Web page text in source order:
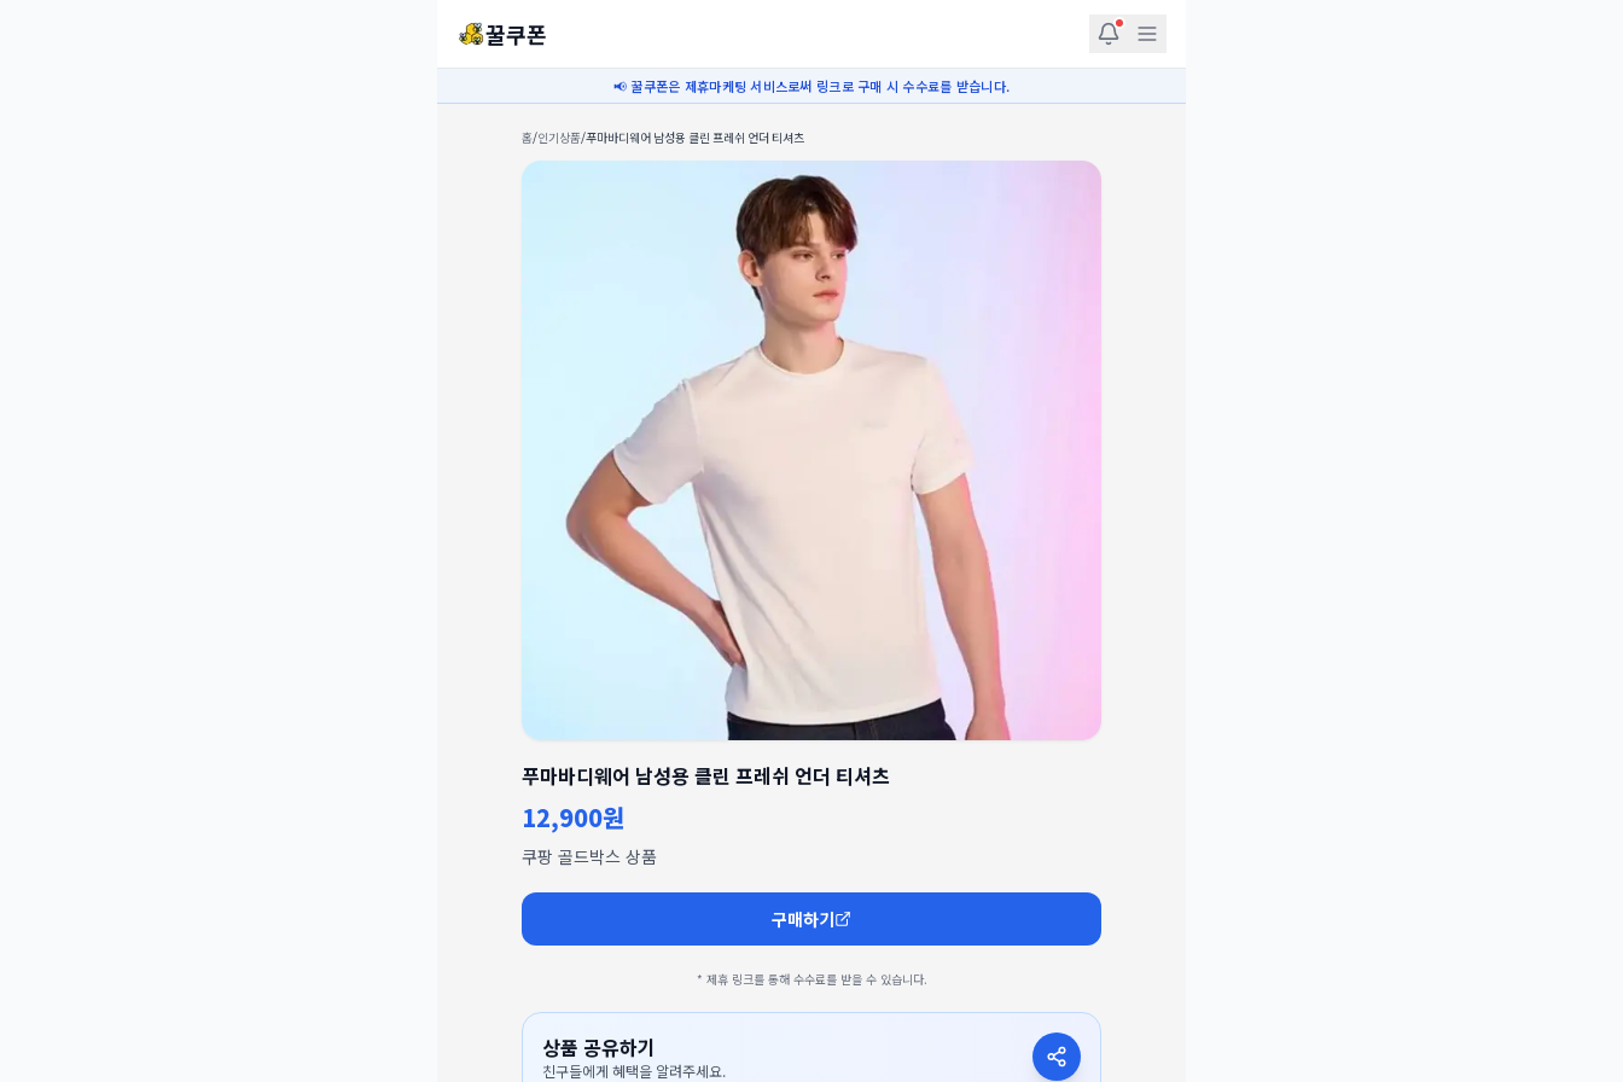
꿀쿠폰
📢 꿀쿠폰은 제휴마케팅 서비스로써 링크로 구매 시 수수료를 받습니다.
홈/인기상품/푸마바디웨어 남성용 클린 프레쉬 언더 티셔츠
푸마바디웨어 남성용 클린 프레쉬 언더 티셔츠
12,900원
쿠팡 골드박스 상품
구매하기
* 제휴 링크를 통해 수수료를 받을 수 있습니다.
상품 공유하기
친구들에게 혜택을 알려주세요.